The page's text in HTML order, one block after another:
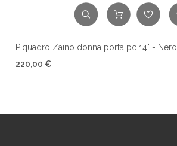
Piquadro Zaino donna porta pc 14" - Nero
220,00 €